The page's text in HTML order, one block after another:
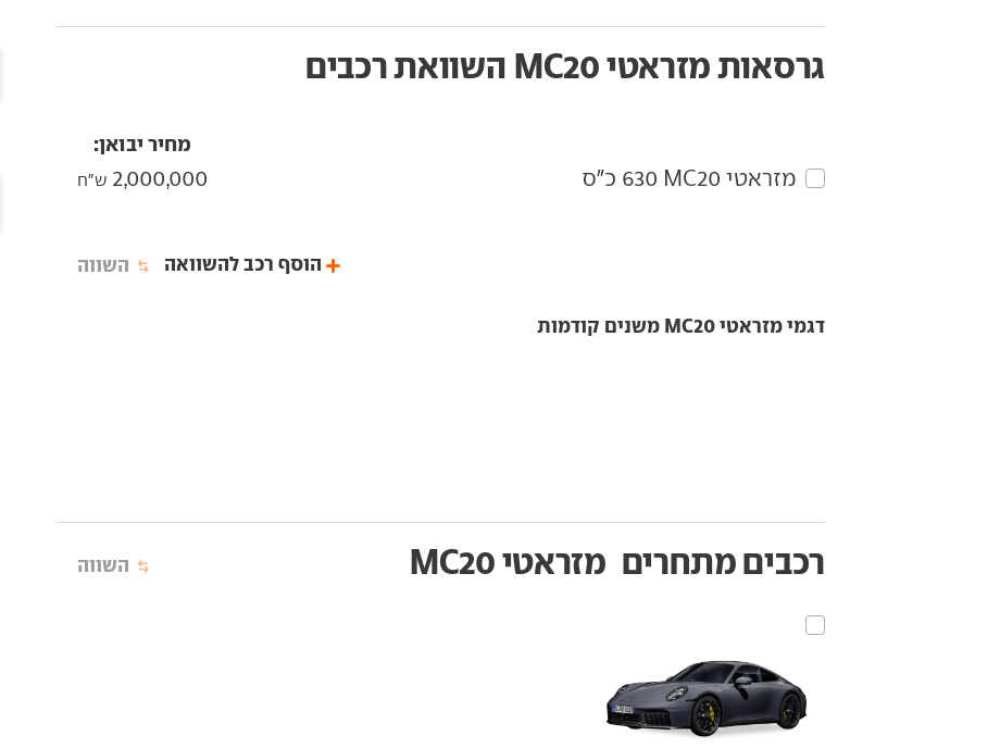
גרסאות מזראטי MC20 השוואת רכבים
מחיר יבואן:
מזראטי‏ MC20‏ 630 כ"ס 2,000,000 ש"ח
השווה הוסף רכב להשוואה
דגמי מזראטי MC20 משנים קודמות
רכבים מתחרים מזראטי MC20 השווה